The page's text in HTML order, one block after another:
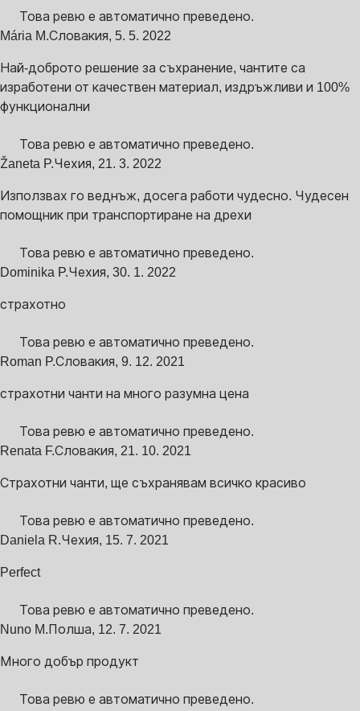
Това ревю е автоматично преведено.
Mária M.Словакия, 5. 5. 2022
Най-доброто решение за съхранение, чантите са
изработени от качествен материал, издръжливи и 100%
функционални
Това ревю е автоматично преведено.
Žaneta P.Чехия, 21. 3. 2022
Използвах го веднъж, досега работи чудесно. Чудесен
помощник при транспортиране на дрехи
Това ревю е автоматично преведено.
Dominika P.Чехия, 30. 1. 2022
страхотно
Това ревю е автоматично преведено.
Roman P.Словакия, 9. 12. 2021
страхотни чанти на много разумна цена
Това ревю е автоматично преведено.
Renata F.Словакия, 21. 10. 2021
Страхотни чанти, ще съхранявам всичко красиво
Това ревю е автоматично преведено.
Daniela R.Чехия, 15. 7. 2021
Perfect
Това ревю е автоматично преведено.
Nuno M. Полша, 12. 7. 2021
Много добър продукт
Това ревю е автоматично преведено.